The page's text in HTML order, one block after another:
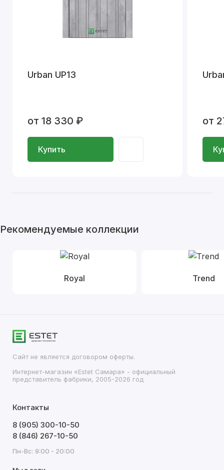
Urban UP13
от 18 330 ₽
Купить
от
Рекомендуемые коллекции
Royal Trend
Сайт не является договором оферты.
Интернет-магазин «Estet Самара» - официальный
представитель фабрики, 2005-2026 год
Контакты
8 (905) 300-10-50
8 (846) 267-10-50
Пн-Вс: 9:00 - 20:00